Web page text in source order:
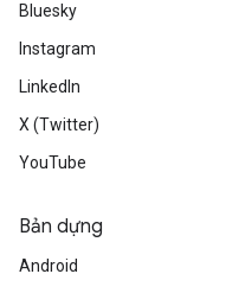
Bluesky
Instagram
LinkedIn
X (Twitter)
YouTube
Bản dựng
Android